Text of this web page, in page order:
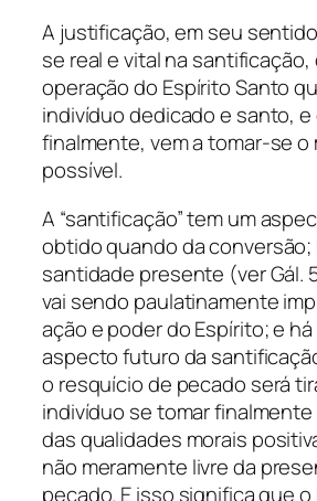
A justificação, em seu
se real e vital na santificação,
operação do Espírito Santo
indivíduo dedicado e santo, e
finalmente, vem a tomar-se o
possível.
A “santificação” tem um
obtido quando da conversão;
santidade presente (ver GáI.
vai sendo paulatinamente
ação e poder do Espírito; e
aspecto futuro da
o resquício de pecado será
indivíduo se tomar
das qualidades morais
não meramente livre da
pecado. E isso significa que